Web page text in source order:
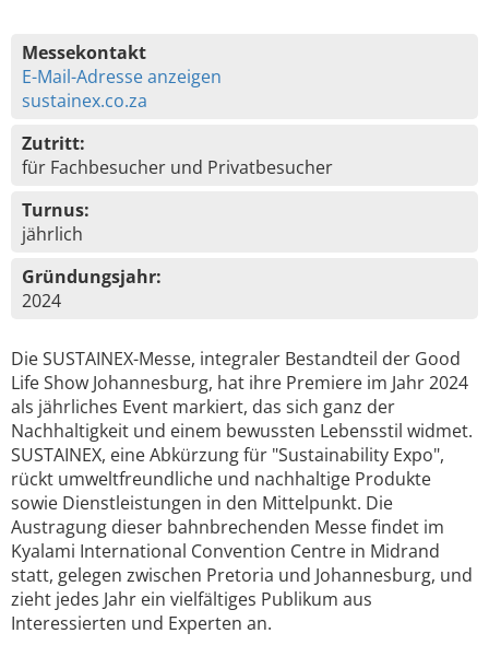
Messekontakt
E-Mail-Adresse anzeigen
sustainex.co.za
Zutritt:
für Fachbesucher und Privatbesucher
Turnus:
jährlich
Gründungsjahr:
2024
Die SUSTAINEX-Messe, integraler Bestandteil der Good
Life Show Johannesburg, hat ihre Premiere im Jahr 2024
als jährliches Event markiert, das sich ganz der
Nachhaltigkeit und einem bewussten Lebensstil widmet.
SUSTAINEX, eine Abkürzung für "Sustainability Expo",
rückt umweltfreundliche und nachhaltige Produkte
sowie Dienstleistungen in den Mittelpunkt. Die
Austragung dieser bahnbrechenden Messe findet im
Kyalami International Convention Centre in Midrand
statt, gelegen zwischen Pretoria und Johannesburg, und
zieht jedes Jahr ein vielfältiges Publikum aus
Interessierten und Experten an.